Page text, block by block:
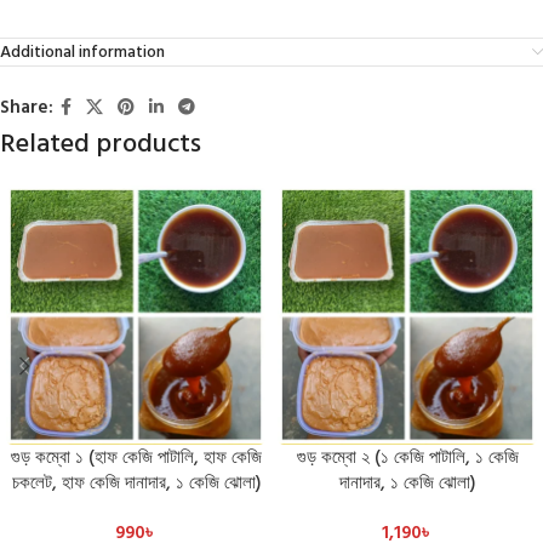
Additional information
Share:
Related products
গুড় কম্বো ১ (হাফ কেজি পাটালি, হাফ কেজি
চকলেট, হাফ কেজি দানাদার, ১ কেজি ঝোলা)
990৳
গুড় কম্বো ২ (১ কেজি পাটালি, ১ কেজি
দানাদার, ১ কেজি ঝোলা)
1,190৳